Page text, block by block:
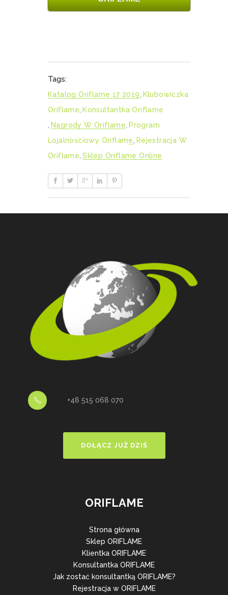
Tags:
Katalog Oriflame 17 2019
Klubowiczka
Oriflame Konsultantka Oriflame
Nagrody W Oriflame Program
Lojalnościowy Oriflame
Rejestracja W
Oriflame Sklep Oriflame Online
+48 515 068 070
DOŁĄCZ JUŻ DZIŚ
ORIFLAME
Strona główna
Sklep ORIFLAME
Klientka ORIFLAME
Konsultantka ORIFLAME
Jak zostać konsultantką ORIFLAME?
Rejestracja w ORIFLAME